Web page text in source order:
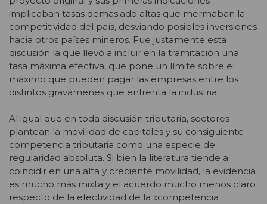
implicaban tasas demasiado altas que mermaban la
competitividad del país, desviando posibles inversiones
hacia otros países mineros. Fue justamente esta
discusión la que llevó a incluir en la tramitación una
tasa máxima efectiva, que pone un límite sobre el
máximo que pueden pagar las empresas entre los
distintos gravámenes que enfrenta la industria.
Al igual que en toda discusión tributaria, sectores
plantean la movilidad de capitales y su consiguiente
competencia tributaria como una especie de
regularidad absoluta. Si bien la literatura tiende a
coincidir en una alta y creciente movilidad, la evidencia
es mucho más mixta y el acuerdo mucho menos claro
respecto de la efectividad de la «competencia